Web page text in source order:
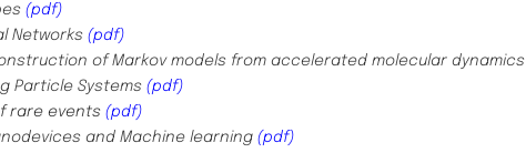
(pdf)
Networks (pdf)
of Markov models from accelerated molecular dynamics
Particle Systems (pdf)
rare events (pdf)
and Machine learning (pdf)